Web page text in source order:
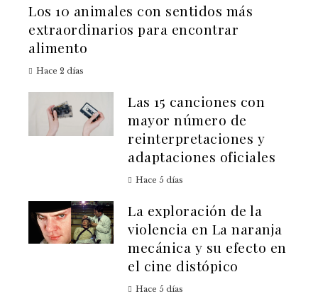
Los 10 animales con sentidos más
extraordinarios para encontrar
alimento
Hace 2 días
Las 15 canciones con
mayor número de
reinterpretaciones y
adaptaciones oficiales
Hace 5 días
La exploración de la
violencia en La naranja
mecánica y su efecto en
el cine distópico
Hace 5 días